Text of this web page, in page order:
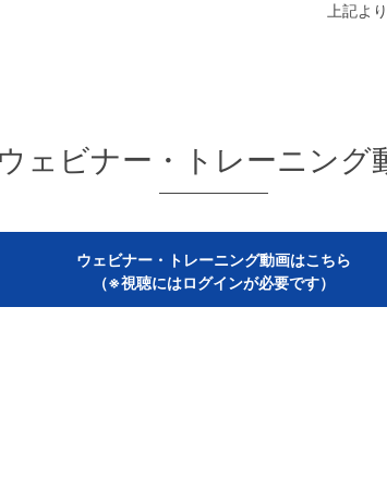
上記よ
ウェビナー・トレーニング
ウェビナー・トレーニング動画はこちら
（※視聴にはログインが必要です）